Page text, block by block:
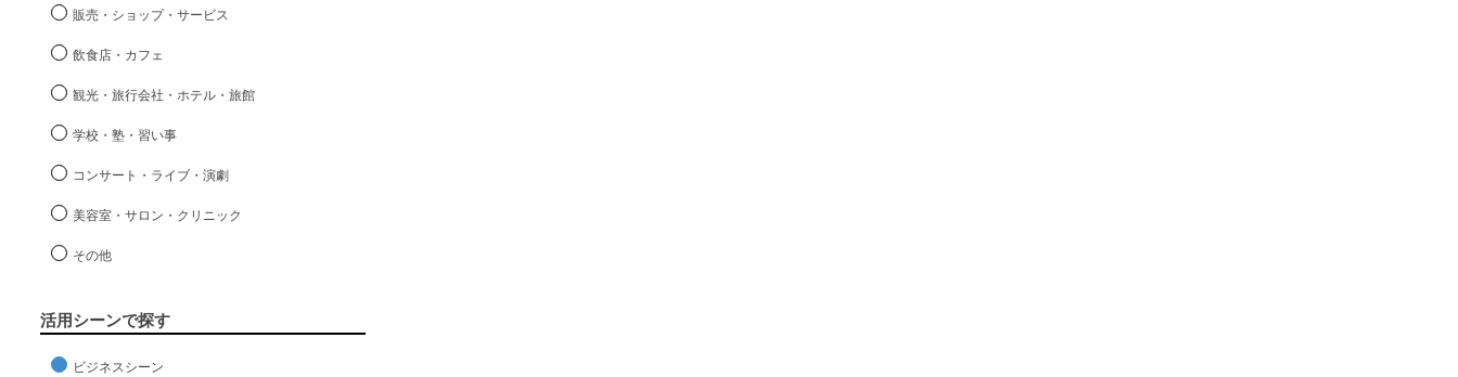
販売・ショップ・サービス
飲食店・カフェ
観光・旅行会社・ホテル・旅館
学校・塾・習い事
コンサート・ライブ・演劇
美容室・サロン・クリニック
その他
活用シーンで探す
ビジネスシーン